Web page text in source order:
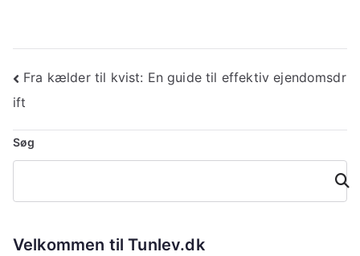
Indlægsnavigation
Fra kælder til kvist: En guide til effektiv ejendomsdr
ift
Søg
Søg
Velkommen til Tunlev.dk